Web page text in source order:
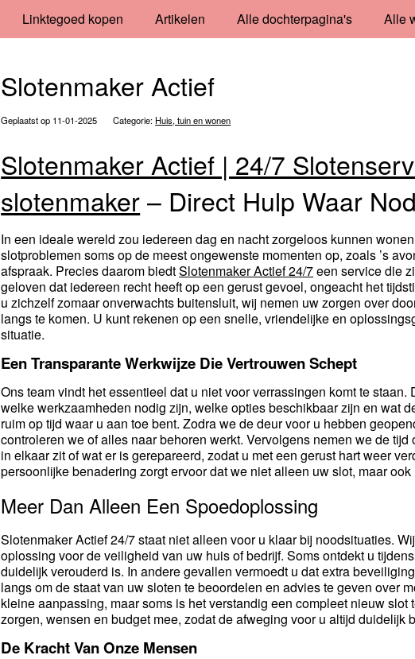
Linktegoed kopen Artikelen Alle dochterpagina's Alle
Slotenmaker Actief
Geplaatst op 11-01-2025 Categorie: Huis, tuin en wonen
Slotenmaker Actief | 24/7
slotenmaker– Direct Hulp Waar
In een ideale wereld zou iedereen dag en nacht zorgeloos kunnen
slotproblemen soms op de meest ongewenste momenten op, zoals ’s
afspraak. Precies daarom biedtSlotenmaker Actief 24/7een service die
geloven dat iedereen recht heeft op een gerust gevoel, ongeacht het
u zichzelf zomaar onverwachts buitensluit, wij nemen uw zorgen over
langs te komen. U kunt rekenen op een snelle, vriendelijke en
situatie.
Een Transparante Werkwijze Die Vertrouwen Schept
Ons team vindt het essentieel dat u niet voor verrassingen komt te
welke werkzaamheden nodig zijn, welke opties beschikbaar zijn en wat
ruim op tijd waar u aan toe bent. Zodra we de deur voor u hebben
controleren we of alles naar behoren werkt. Vervolgens nemen we de
in elkaar zit of wat er is gerepareerd, zodat u met een gerust hart weer
persoonlijke benadering zorgt ervoor dat we niet alleen uw slot, maar
Meer Dan Alleen Een Spoedoplossing
Slotenmaker Actief 24/7 staat niet alleen voor u klaar bij noodsituaties.
oplossing voor de veiligheid van uw huis of bedrijf. Soms ontdekt u
duidelijk verouderd is. In andere gevallen vermoedt u dat extra
langs om de staat van uw sloten te beoordelen en advies te geven over
kleine aanpassing, maar soms is het verstandig een compleet nieuw
zorgen, wensen en budget mee, zodat de afweging voor u altijd duidelijk
De Kracht Van Onze Mensen